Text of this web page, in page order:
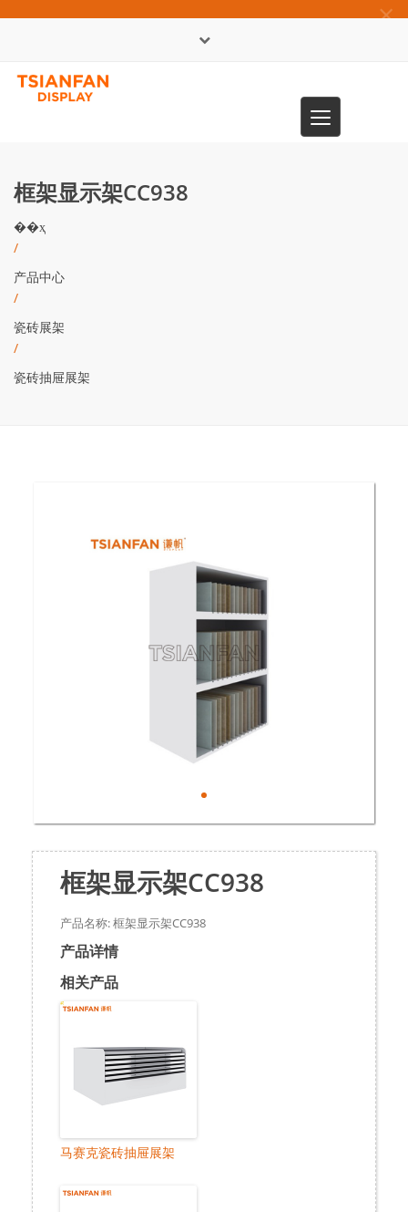
×
Toggle
navigation
框架显示架CC938
��ҳ
/
产品中心
/
瓷砖展架
/
瓷砖抽屉展架
框架显示架CC938
产品名称: 框架显示架CC938
产品详情
相关产品
马赛克瓷砖抽屉展架